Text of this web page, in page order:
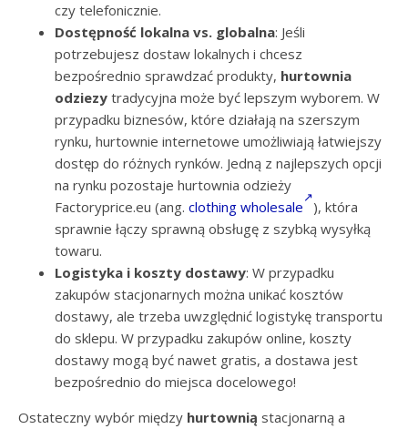
czy telefonicznie.
Dostępność lokalna vs. globalna: Jeśli
potrzebujesz dostaw lokalnych i chcesz
bezpośrednio sprawdzać produkty, hurtownia
odziezy tradycyjna może być lepszym wyborem. W
przypadku biznesów, które działają na szerszym
rynku, hurtownie internetowe umożliwiają łatwiejszy
dostęp do różnych rynków. Jedną z najlepszych opcji
na rynku pozostaje hurtownia odzieży
Factoryprice.eu (ang. clothing wholesale
), która
sprawnie łączy sprawną obsługę z szybką wysyłką
towaru.
Logistyka i koszty dostawy: W przypadku
zakupów stacjonarnych można unikać kosztów
dostawy, ale trzeba uwzględnić logistykę transportu
do sklepu. W przypadku zakupów online, koszty
dostawy mogą być nawet gratis, a dostawa jest
bezpośrednio do miejsca docelowego!
Ostateczny wybór między hurtownią stacjonarną a